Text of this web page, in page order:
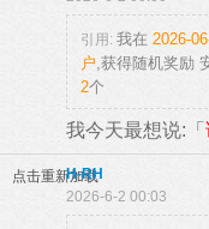
引用: 我在 2026-
户,获得随机奖励
2个
我今天最想说:「
点击重新加载
H-RH
2026-6-2 00:03